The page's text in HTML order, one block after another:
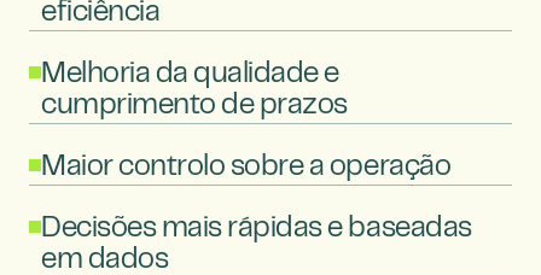
eficiência
Melhoria da qualidade e
cumprimento de prazos
Maior controlo sobre a operação
Decisões mais rápidas e baseadas
em dados